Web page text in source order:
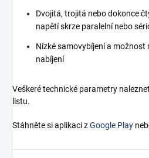
Dvojitá, trojitá nebo dokonce
napětí skrze paralelní nebo
Nízké samovybíjení a možnost
nabíjení
Veškeré technické parametry
listu.
Stáhněte si aplikaci zGoogle Play